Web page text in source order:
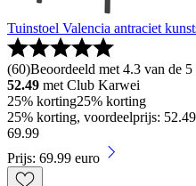
Tuinstoel Valencia antraciet
(60)Beoordeeld met 4.3 van de
52.49 met Club Karwei
25% korting25% korting
25% korting, voordeelprijs:
69.99
Prijs: 69.99 euro